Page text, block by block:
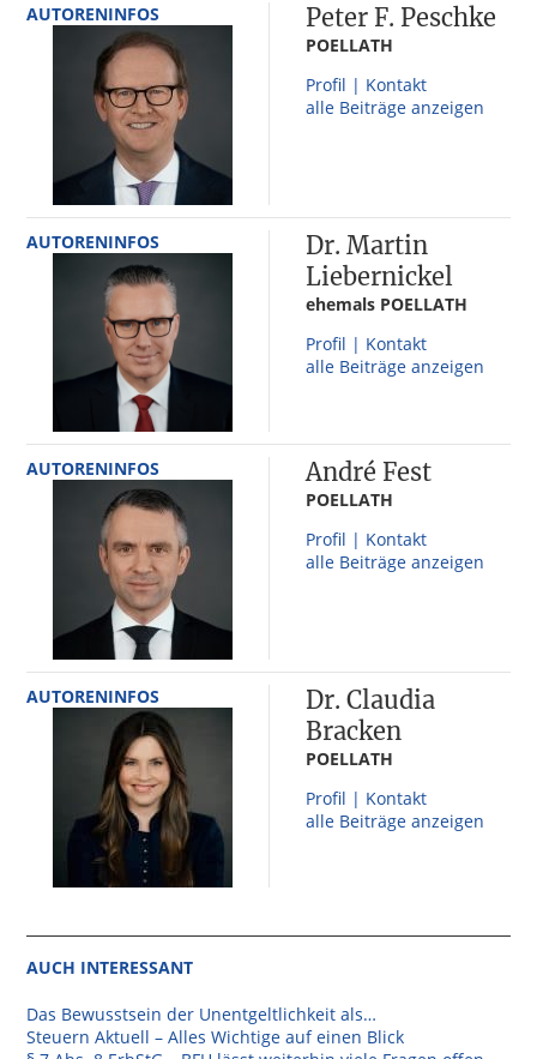
AUTORENINFOS Peter F. Peschke
POELLATH
Profil | Kontakt
alle Beiträge anzeigen
AUTORENINFOS
Dr. Martin
Liebernickel
ehemals POELLATH
Profil | Kontakt
alle Beiträge anzeigen
AUTORENINFOS André Fest
POELLATH
Profil | Kontakt
alle Beiträge anzeigen
AUTORENINFOS
Dr. Claudia
Bracken
POELLATH
Profil | Kontakt
alle Beiträge anzeigen
AUCH INTERESSANT
Das Bewusstsein der Unentgeltlichkeit als…
Steuern Aktuell – Alles Wichtige auf einen Blick